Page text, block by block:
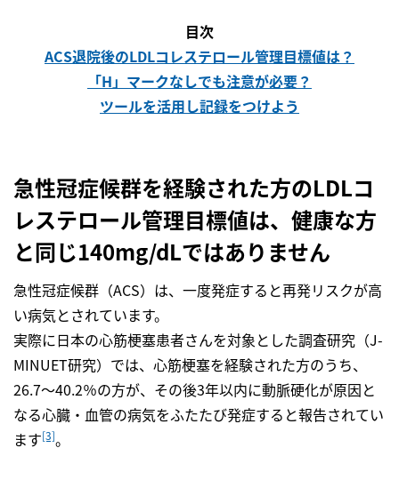
目次
ACS退院後のLDLコレステロール管理目標値は？
「H」マークなしでも注意が必要？
ツールを活用し記録をつけよう
急性冠症候群を経験された方のLDLコ
レステロール管理目標値は、健康な方
と同じ140mg/dLではありません
急性冠症候群（ACS）は、一度発症すると再発リスクが高
い病気とされています。
実際に日本の心筋梗塞患者さんを対象とした調査研究（J-
MINUET研究）では、心筋梗塞を経験された方のうち、
26.7～40.2％の方が、その後3年以内に動脈硬化が原因と
なる心臓・血管の病気をふたたび発症すると報告されてい
ます[3]。